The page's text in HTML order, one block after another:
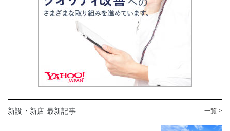
新設・新店 最新記事 一覧 >